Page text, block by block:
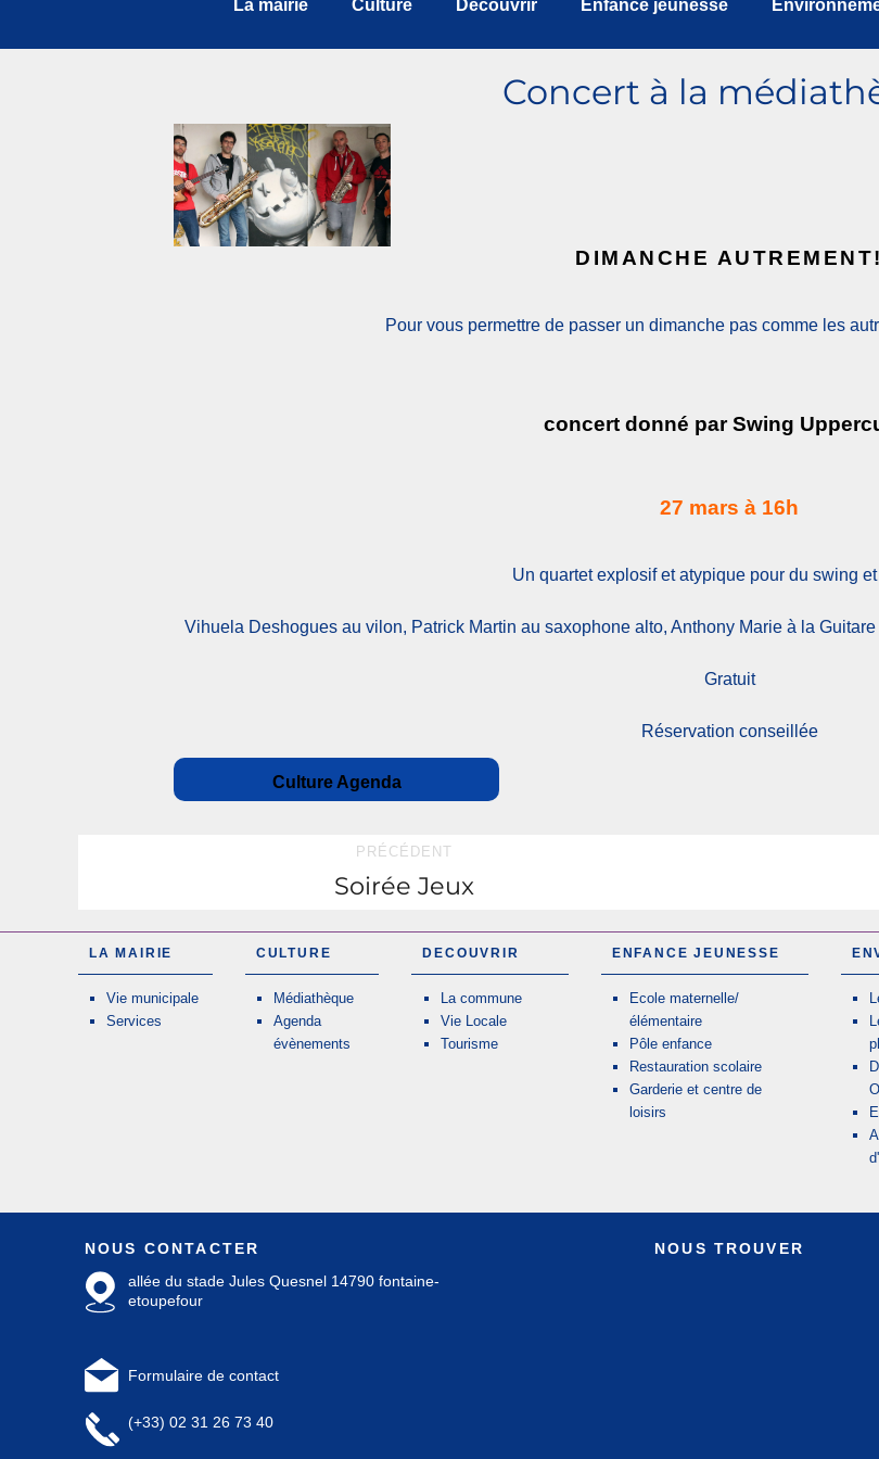
La mairie Culture Découvrir Enfance jeunesse
Concert à la
DIMANCHE AUTREMENT!
Pour vous permettre de passer un dimanche pas comme les
concert donné par Swing
27 mars à 16h
Un quartet explosif et atypique pour du swing
Vihuela Deshogues au vilon, Patrick Martin au saxophone alto, Anthony Marie à la
Gratuit
Réservation conseillée
Auteur
Publié
le
Catégories
Culture Agenda
l’article
PRÉCÉDENT
Soirée Jeux
LA MAIRIE
Vie municipale
Services
CULTURE
Médiathèque
Agenda
évènements
DECOUVRIR
La commune
Vie Locale
Tourisme
ENFANCE JEUNESSE
Ecole maternelle/
élémentaire
Pôle enfance
Restauration scolaire
Garderie et centre de
loisirs
NOUS CONTACTER
allée du stade Jules Quesnel 14790 fontaine-
etoupefour
Formulaire de contact
(+33) 02 31 26 73 40
NOUS TROUVER